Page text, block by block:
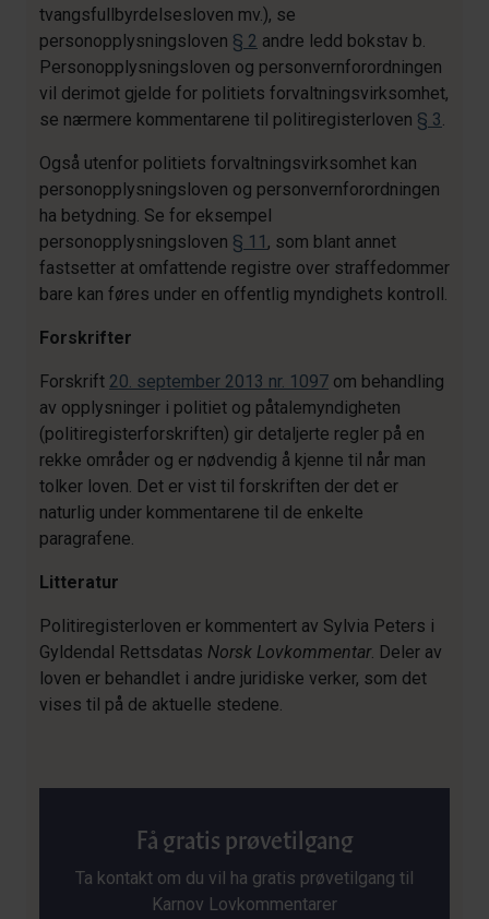
tvangsfullbyrdelsesloven mv.), se
personopplysningsloven § 2 andre ledd bokstav b.
Personopplysningsloven og personvernforordningen
vil derimot gjelde for politiets forvaltningsvirksomhet,
se nærmere kommentarene til politiregisterloven § 3.
Også utenfor politiets forvaltningsvirksomhet kan
personopplysningsloven og personvernforordningen
ha betydning. Se for eksempel
personopplysningsloven § 11 , som blant annet
fastsetter at omfattende registre over straffedommer
bare kan føres under en offentlig myndighets kontroll.
Forskrifter
Forskrift 20. september 2013 nr. 1097 om behandling
av opplysninger i politiet og påtalemyndigheten
(politiregisterforskriften) gir detaljerte regler på en
rekke områder og er nødvendig å kjenne til når man
tolker loven. Det er vist til forskriften der det er
naturlig under kommentarene til de enkelte
paragrafene.
Litteratur
Politiregisterloven er kommentert av Sylvia Peters i
Gyldendal Rettsdatas Norsk Lovkommentar. Deler av
loven er behandlet i andre juridiske verker, som det
vises til på de aktuelle stedene.
Få gratis prøvetilgang
Ta kontakt om du vil ha gratis prøvetilgang til
Karnov Lovkommentarer